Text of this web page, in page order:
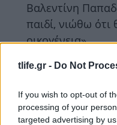
tlife.gr - Do Not
If you wish to opt-out of
processing of your
targeted advertising by
Βαλεντίνη
παιδί, νιώθω ότι
οικογένεια»
ΔΙΑΦΗΜΙΣΗ